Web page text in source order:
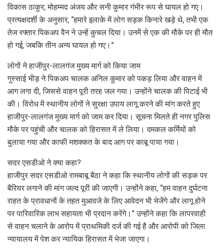
विकास ठाकुर, मोहम्मद अंजय और सनी कुमार गंभीर रूप से घायल हो गए।
प्रत्यक्षदर्शी के अनुसार, “हमारे इलाके में लोग सड़क किनारे खड़े थे, तभी एक
तेज रफ्तार पिकअप वैन ने उन्हें कुचल दिया। उनमें से एक की मौके पर ही मौत
हो गई, जबकि तीन अन्य घायल हो गए।”
लोगों ने हाजीपुर-लालगंज मुख्य मार्ग को किया जाम
गुस्साई भीड़ ने पिकअप चालक अनिल कुमार को पकड़ लिया और वाहन में
आग लगा दी, जिससे वाहन पूरी तरह जल गया। उन्होंने चालक की पिटाई भी
की। विरोध में स्थानीय लोगों ने सुरक्षा उपाय लागू करने की मांग करते हुए
हाजीपुर-लालगंज मुख्य मार्ग को जाम कर दिया। सूचना मिलते ही नगर पुलिस
मौके पर पहुंची और चालक को हिरासत में ले लिया। दमकल कर्मियों को
बुलाया गया और काफी मशक्कत के बाद आग पर काबू पाया गया।
सदर एसडीओ ने क्या कहा?
हाजीपुर सदर एसडीओ रामबाबू बैठा ने कहा कि स्थानीय लोगों की सड़क पर
बैरियर लगाने की मांग जल्द पूरी की जाएगी। उन्होंने कहा, “हम वाहन दुर्घटना
राहत के प्रावधानों के तहत मुआवजे के लिए आवेदन भी भेजेंगे और लागू होने
पर पारिवारिक लाभ सहायता भी प्रदान करेंगे।” उन्होंने कहा कि लापरवाही
से वाहन चलाने के आरोप में प्राथमिकी दर्ज की गई है और आरोपी को जिला
न्यायालय में पेश कर न्यायिक हिरासत में भेजा जाएगा।